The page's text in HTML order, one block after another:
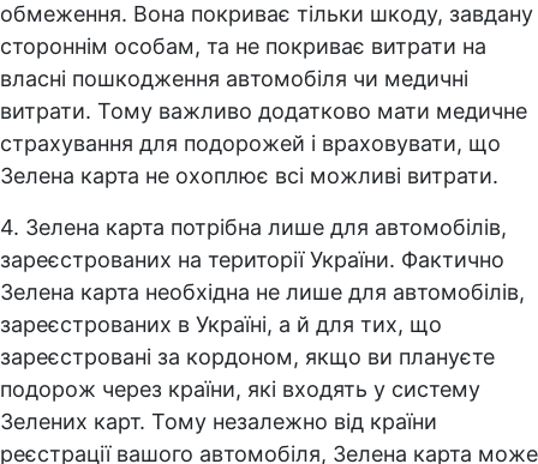
обмеження. Вона покриває тільки шкоду, завдану
стороннім особам, та не покриває витрати на
власні пошкодження автомобіля чи медичні
витрати. Тому важливо додатково мати медичне
страхування для подорожей і враховувати, що
Зелена карта не охоплює всі можливі витрати.
4. Зелена карта потрібна лише для автомобілів,
зареєстрованих на території України. Фактично
Зелена карта необхідна не лише для автомобілів,
зареєстрованих в Україні, а й для тих, що
зареєстровані за кордоном, якщо ви плануєте
подорож через країни, які входять у систему
Зелених карт. Тому незалежно від країни
реєстрації вашого автомобіля, Зелена карта може